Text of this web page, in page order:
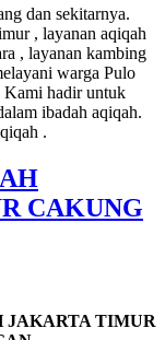
dan sekitarnya.
, layanan aqiqah
, layanan kambing
warga Pulo
Kami hadir untuk
ibadah aqiqah.
.
CAKUNG
JAKARTA TIMUR